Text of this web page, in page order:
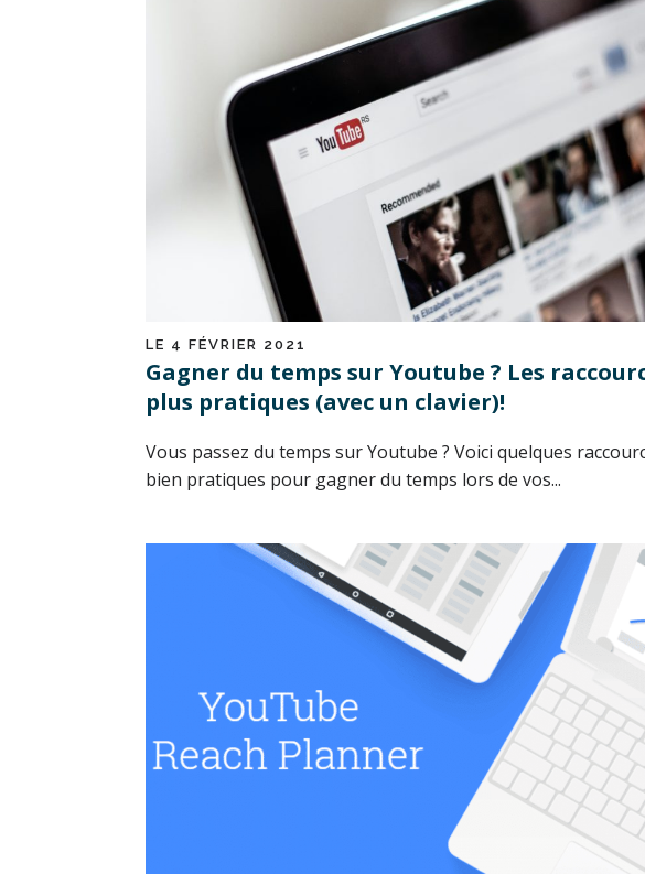
LE 4 FÉVRIER 2021
Gagner du temps sur Youtube ? Les
plus pratiques (avec un clavier)!
Vous passez du temps sur Youtube ? Voici quelques
bien pratiques pour gagner du temps lors de vos...